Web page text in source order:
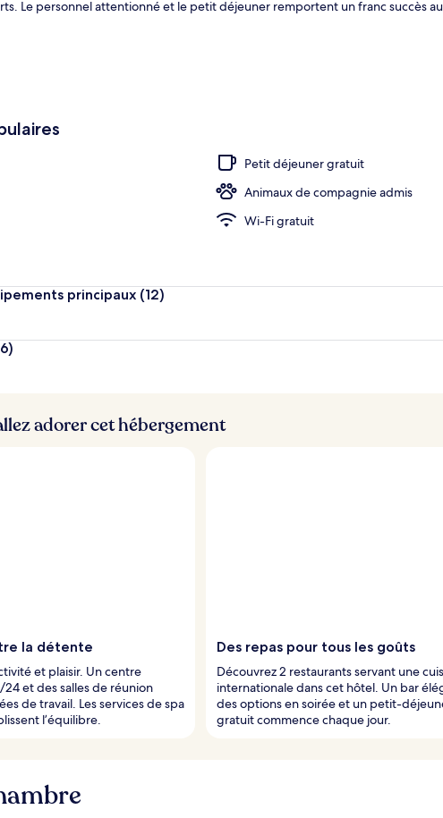
Le personnel attentionné et le petit déjeuner remportent un franc succès
Petit déjeuner gratuit
Animaux de compagnie admis
Wi-Fi gratuit
principaux (12)
adorer cet hébergement
la détente
et plaisir. Un centre
et des salles de réunion
de travail. Les services de spa
l’équilibre.
Des repas pour tous les goûts
Découvrez 2 restaurants servant une
internationale dans cet hôtel. Un bar
des options en soirée et un petit-
gratuit commence chaque jour.